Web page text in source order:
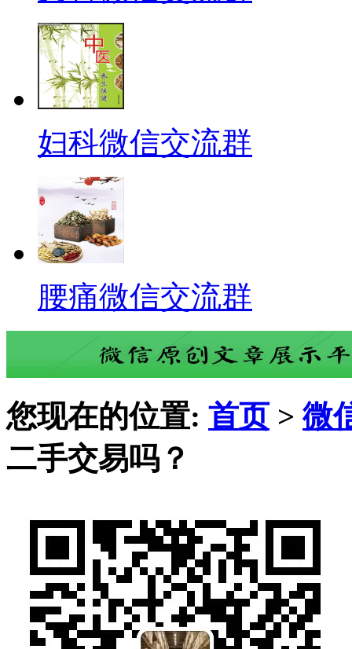
妇科微信交流群
腰痛微信交流群
您现在的位置: 首页 >微
二手交易吗？